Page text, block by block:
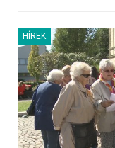
HÍREK